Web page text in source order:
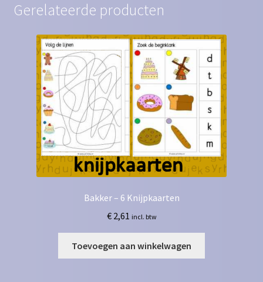
Gerelateerde producten
Bakker – 6 Knijpkaarten
€2,61 incl. btw
Toevoegen aan winkelwagen